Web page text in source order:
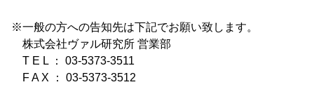
※一般の方への告知先は下記でお願い致します。
株式会社ヴァル研究所 営業部
T E L ： 03-5373-3511
F A X ： 03-5373-3512